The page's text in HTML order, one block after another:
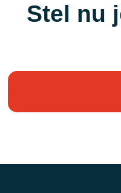
Stel nu